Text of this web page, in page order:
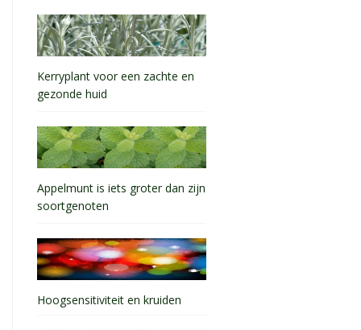
Kerryplant voor een zachte en
gezonde huid
Appelmunt is iets groter dan zijn
soortgenoten
Hoogsensitiviteit en kruiden